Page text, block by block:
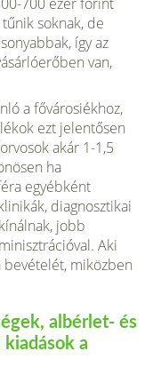
soknak, de
így az
van,
a fővárosiékhoz,
ezt jelentősen
akár 1-1,5
ha
egyébként
diagnosztikai
jobb
Aki
miközben
albérlet- és
kiadások a